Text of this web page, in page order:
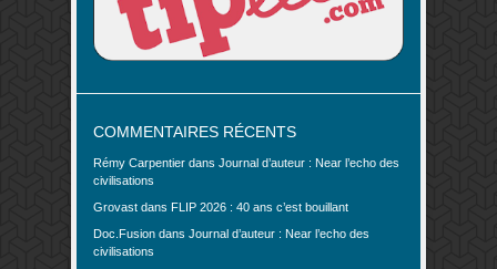
COMMENTAIRES RÉCENTS
Rémy Carpentier dans Journal d’auteur : Near l’echo des
civilisations
Grovast dans FLIP 2026 : 40 ans c’est bouillant
Doc.Fusion dans Journal d’auteur : Near l’echo des
civilisations